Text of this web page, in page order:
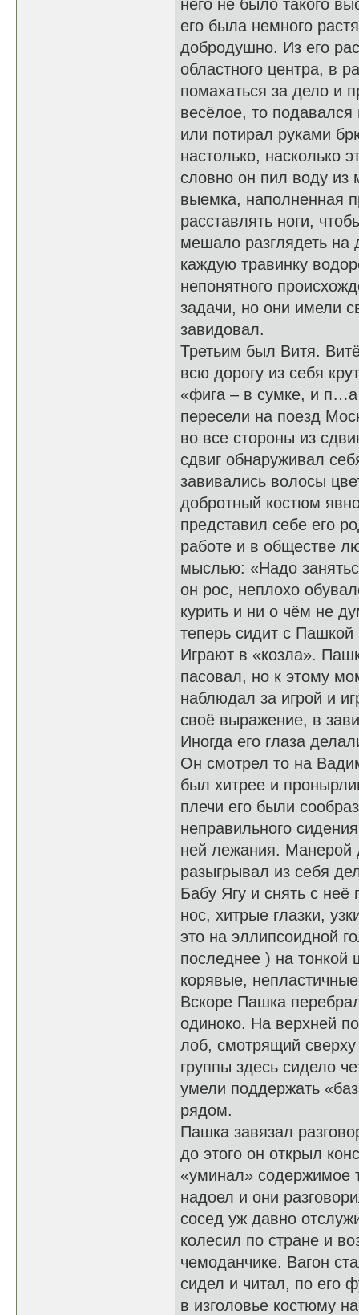
него не было такого
его была немного
добродушно. Из его
областного центра, в
помахаться за дело и
весёлое, то
или потирал руками
настолько, насколько
словно он пил воду из
выемка, наполненная
расставлять ноги,
мешало разглядеть на
каждую травинку
непонятного
задачи, но они имели
завидовал.
Третьим был Витя.
всю дорогу из себя
«фига – в сумке, и
пересели на поезд
во все стороны из
сдвиг обнаруживал
завивались волосы
добротный костюм
представил себе его
работе и в обществе
мыслью: «Надо
он рос, неплохо
курить и ни о чём не
теперь сидит с
Играют в «козла».
пасовал, но к этому
наблюдал за игрой и
своё выражение, в
Иногда его глаза
Он смотрел то на
был хитрее и
плечи его были
неправильного
ней лежания. Манерой
разыгрывал из себя
Бабу Ягу и снять с
нос, хитрые глазки,
это на эллипсоидной
последнее ) на
корявые,
Вскоре Пашка
одиноко. На верхней
лоб, смотрящий
группы здесь сидело
умели поддержать
рядом.
Пашка завязал
до этого он открыл
«уминал» содержимое
надоел и они
сосед уж давно
колесил по стране и
чемоданчике. Вагон
сидел и читал, по его
в изголовье костюму